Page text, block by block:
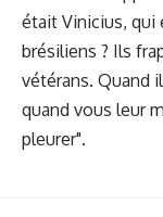
était Vinicius, qui
brésiliens ? Ils
vétérans. Quand
quand vous leur
pleurer".